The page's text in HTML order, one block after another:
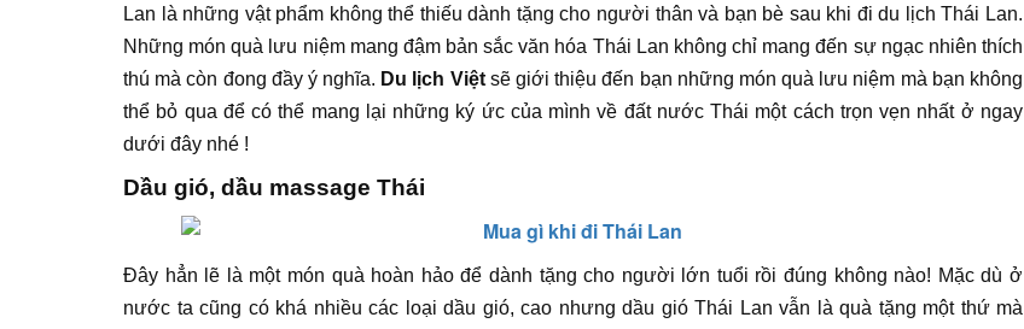
Lan là những vật phẩm không thể thiếu dành tặng cho người thân và bạn bè sau khi đi du lịch Thái Lan.
Những món quà lưu niệm mang đậm bản sắc văn hóa Thái Lan không chỉ mang đến sự ngạc nhiên thích
thú mà còn đong đầy ý nghĩa. Du lịch Việtsẽ giới thiệu đến bạn những món quà lưu niệm mà bạn không
thể bỏ qua để có thể mang lại những ký ức của mình về đất nước Thái một cách trọn vẹn nhất ở ngay
dưới đây nhé !
Dầu gió, dầu massage Thái
Đây hẳn lẽ là một món quà hoàn hảo để dành tặng cho người lớn tuổi rồi đúng không nào! Mặc dù ở
nước ta cũng có khá nhiều các loại dầu gió, cao nhưng dầu gió Thái Lan vẫn là quà tặng một thứ mà